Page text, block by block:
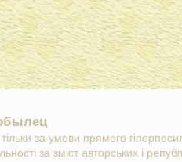
за умови прямого
за зміст авторських і